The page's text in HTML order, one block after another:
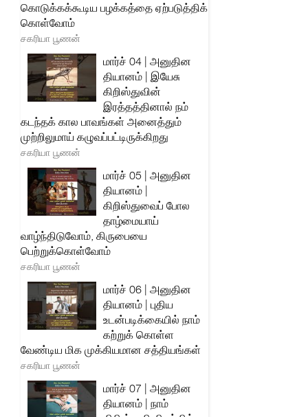
கொடுக்கக்கூடிய பழக்கத்தை ஏற்படுத்திக்
கொள்வோம்
சகரியா பூணன்
மார்ச் 04 | அனுதின
தியானம் | இயேசு
கிறிஸ்துவின்
இரத்தத்தினால் நம்
கடந்தக் கால பாவங்கள் அனைத்தும்
முற்றிலுமாய் கழுவப்பட்டிருக்கிறது
சகரியா பூணன்
மார்ச் 05 | அனுதின
தியானம் |
கிறிஸ்துவைப் போல
தாழ்மையாய்
வாழ்ந்திடுவோம், கிருபையை
பெற்றுக்கொள்வோம்
சகரியா பூணன்
மார்ச் 06 | அனுதின
தியானம் | புதிய
உடன்படிக்கையில் நாம்
கற்றுக் கொள்ள
வேண்டிய மிக முக்கியமான சத்தியங்கள்
சகரியா பூணன்
மார்ச் 07 | அனுதின
தியானம் | நாம்